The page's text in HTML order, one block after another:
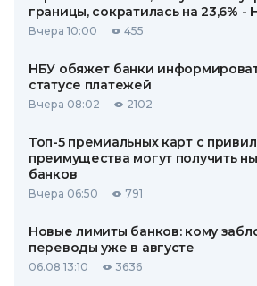
границы, сократилась на 23,6% -
Вчера 10:00 455
НБУ обяжет банки
статусе платежей
Вчера 08:02 2102
Топ-5 премиальных карт с
преимущества могут получить
банков
Вчера 06:50 791
Новые лимиты банков: кому
переводы уже в августе
06.08 13:10 3636